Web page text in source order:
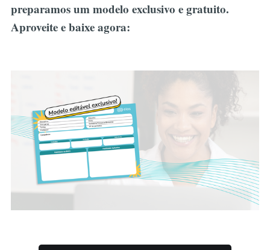
preparamos um modelo exclusivo e gratuito.
Aproveite e baixe agora: